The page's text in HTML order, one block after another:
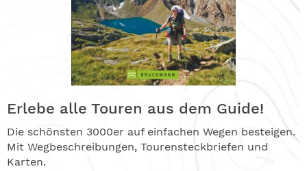
Erlebe alle Touren aus dem Guide!
Die schönsten 3000er auf einfachen Wegen besteigen.
Mit Wegbeschreibungen, Tourensteckbriefen und
Karten.